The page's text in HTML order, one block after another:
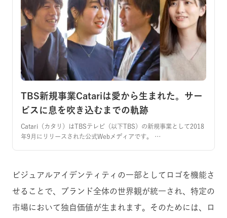
TBS新規事業Catariは愛から生まれた。サー
ビスに息を吹き込むまでの軌跡
Catari（カタリ）はTBSテレビ（以下TBS）の新規事業として2018
年9月にリリースされた公式Webメディアです。 …
ビジュアルアイデンティティの一部としてロゴを機能さ
せることで、ブランド全体の世界観が統一され、特定の
市場において独自価値が生まれます。そのためには、ロ